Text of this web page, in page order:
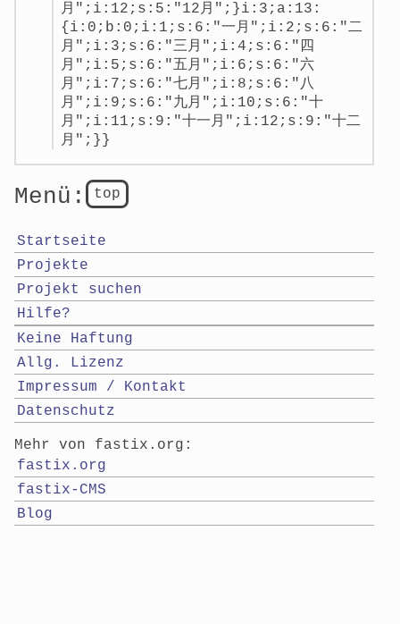
月";i:12;s:5:"12月";}i:3;a:13:
{i:0;b:0;i:1;s:6:"一月";i:2;s:6:"二
月";i:3;s:6:"三月";i:4;s:6:"四
月";i:5;s:6:"五月";i:6;s:6:"六
月";i:7;s:6:"七月";i:8;s:6:"八
月";i:9;s:6:"九月";i:10;s:6:"十
月";i:11;s:9:"十一月";i:12;s:9:"十二
月";}}
top
Menü:
Startseite
Projekte
Projekt suchen
Hilfe?
Keine Haftung
Allg. Lizenz
Impressum / Kontakt
Datenschutz
Mehr von fastix.org:
fastix.org
fastix-CMS
Blog